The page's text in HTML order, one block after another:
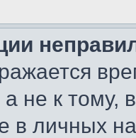
а не к тому,
в личных